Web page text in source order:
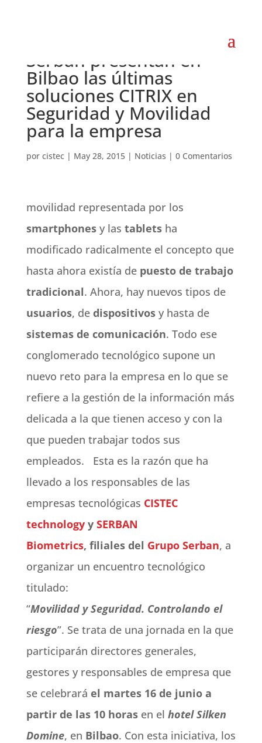
Serban presentan en
Bilbao las últimas
soluciones CITRIX en
Seguridad y Movilidad
para la empresa
por cistec| May 28, 2015| Noticias | 0 Comentarios
movilidad representada por los
smartphonesy las tabletsha
modificado radicalmente el concepto que
hasta ahora existía de puesto de trabajo
tradicional. Ahora, hay nuevos tipos de
usuarios, de dispositivosy hasta de
sistemas de comunicación. Todo ese
conglomerado tecnológico supone un
nuevo reto para la empresa en lo que se
refiere a la gestión de la información más
delicada a la que tienen acceso y con la
que pueden trabajar todos sus
empleados.
Esta es la razón que ha
llevado a los responsables de las
empresas tecnológicas CISTEC
technologyy SERBAN
Biometrics, filiales del Grupo Serban, a
organizar un encuentro tecnológico
titulado:
“Movilidad y Seguridad. Controlando el
riesgo”. Se trata de una jornada en la que
participarán directores generales,
gestores y responsables de empresa que
se celebrará el martes 16 de junio a
partir de las 10 horasen el hotel Silken
Domine, en Bilbao. Con esta iniciativa, los